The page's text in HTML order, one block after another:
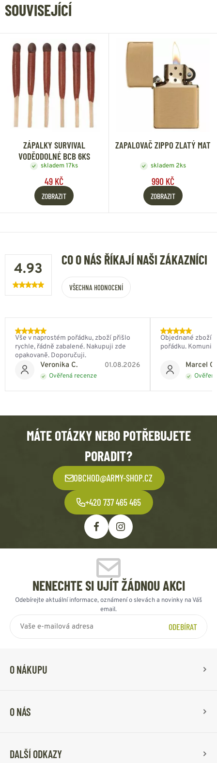
SOUVISEJÍCÍ
ZÁPALKY SURVIVAL
VODĚODOLNÉ BCB 6KS
skladem 17ks
49 KČ
ZOBRAZIT
ZAPALOVAČ ZIPPO ZLATÝ MAT
skladem 2ks
990 KČ
ZOBRAZIT
4.93
CO O NÁS ŘÍKAJÍ NAŠI ZÁKAZNÍCI
VŠECHNA HODNOCENÍ
Veronika C. 01.08.2026
Ověřená recenze
Vše v naprostém pořádku, zboží přišlo
rychle, řádně zabalené. Nakupuji zde
opakovaně. Doporučuji.
Marcel
Objednané zboží
pořádku.
MÁTE OTÁZKY NEBO POTŘEBUJETE
PORADIT?
OBCHOD@ARMY-SHOP.CZ
+420 737 465 465
NENECHTE SI UJÍT ŽÁDNOU AKCI
Odebírejte aktuální informace, oznámení o slevách a novinky na Váš
email.
ODEBÍRAT
O NÁKUPU
O NÁS
DALŠÍ ODKAZY